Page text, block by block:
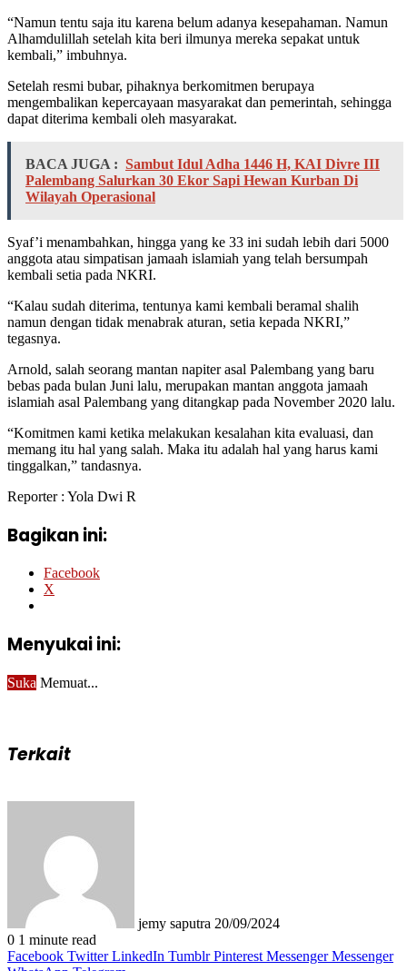
“Namun tentu saja itu karena belum adanya kesepahaman. Namun
Alhamdulillah setelah kita beri ilmunya mereka sepakat untuk
kembali,” imbuhnya.
Setelah resmi bubar, pihaknya berkomitmen berupaya
mengembalikan kepercayaan masyarakat dan pemerintah, sehingga
dapat diterima kembali oleh masyarakat.
BACA JUGA : Sambut Idul Adha 1446 H, KAI Divre III
Palembang Salurkan 30 Ekor Sapi Hewan Kurban Di
Wilayah Operasional
Syaf’i menambahkan, hingga yang ke 33 ini sudah lebih dari 5000
anggota atau simpatisan jamaah islamiah yang telah bersumpah
kembali setia pada NKRI.
“Kalau sudah diterima, tentunya kami kembali beramal shalih
namun dengan tidak menabrak aturan, setia kepada NKRI,”
tegasnya.
Arnold, salah seorang mantan napiter asal Palembang yang baru
bebas pada bulan Juni lalu, merupakan mantan anggota jamaah
islamiah asal Palembang yang ditangkap pada November 2020 lalu.
“Komitmen kami ketika melakukan kesalahan kita evaluasi, dan
memang itu hal yang salah. Maka itu adalah hal yang harus kami
tinggalkan,” tandasnya.
Reporter : Yola Dwi R
Bagikan ini:
Facebook
X
Menyukai ini:
Suka Memuat...
Terkait
jemy saputra 20/09/2024
0 1 minute read
Facebook Twitter LinkedIn Tumblr Pinterest Messenger Messenger